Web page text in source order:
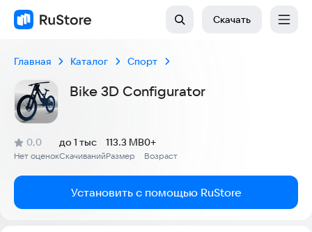
Скачать
Главная Каталог Спорт
Bike 3D Configurator
Рейтинг:
0,0
(
Нет оценок
)
Скачиваний
до 1 тыс
Размер
113.3 MB
Возраст
0+
Установить с помощью RuStore